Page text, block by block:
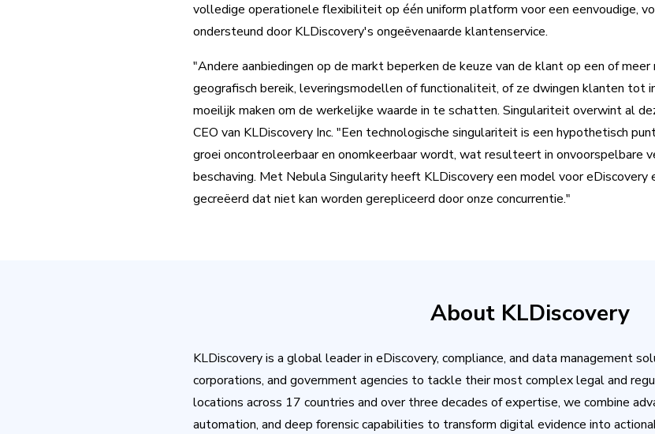
volledige operationele flexibiliteit op één uniform platform voor een eenvoudige,
ondersteund door KLDiscovery's ongeëvenaarde klantenservice.
"Andere aanbiedingen op de markt beperken de keuze van de klant op een of
geografisch bereik, leveringsmodellen of functionaliteit, of ze dwingen klanten tot
moeilijk maken om de werkelijke waarde in te schatten. Singulariteit overwint al
CEO van KLDiscovery Inc. "Een technologische singulariteit is een hypothetisch
groei oncontroleerbaar en onomkeerbaar wordt, wat resulteert in onvoorspelbare
beschaving. Met Nebula Singularity heeft KLDiscovery een model voor
gecreëerd dat niet kan worden gerepliceerd door onze concurrentie."
About KLDiscovery
KLDiscovery is a global leader in eDiscovery, compliance, and data management
corporations, and government agencies to tackle their most complex legal and
locations across 17 countries and over three decades of expertise, we combine
automation, and deep forensic capabilities to transform digital evidence into